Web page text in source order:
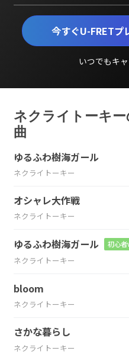
今すぐU-FRETプ
いつでもキ
ネクライトーキ
曲
ゆるふわ樹海ガール
ネクライトーキー
オシャレ大作戦
ネクライトーキー
ゆるふわ樹海ガール 初心
ネクライトーキー
bloom
ネクライトーキー
さかな暮らし
ネクライトーキー